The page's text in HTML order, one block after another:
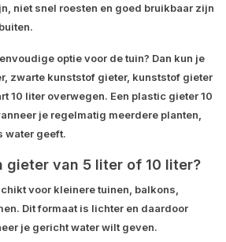
niet snel roesten en goed bruikbaar zijn
optie voor de tuin? Dan kun je
zwarte kunststof gieter, kunststof gieter
10 liter overwegen. Een plastic gieter 10
je regelmatig meerdere planten,
water geeft.
gieter van 5 liter of 10 liter?
voor kleinere tuinen, balkons,
Dit formaat is lichter en daardoor
je gericht water wilt geven.